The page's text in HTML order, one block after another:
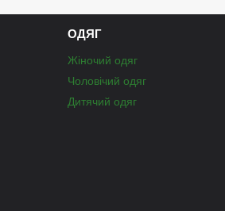
ОДЯГ
Жіночий одяг
Чоловічий одяг
Дитячий одяг